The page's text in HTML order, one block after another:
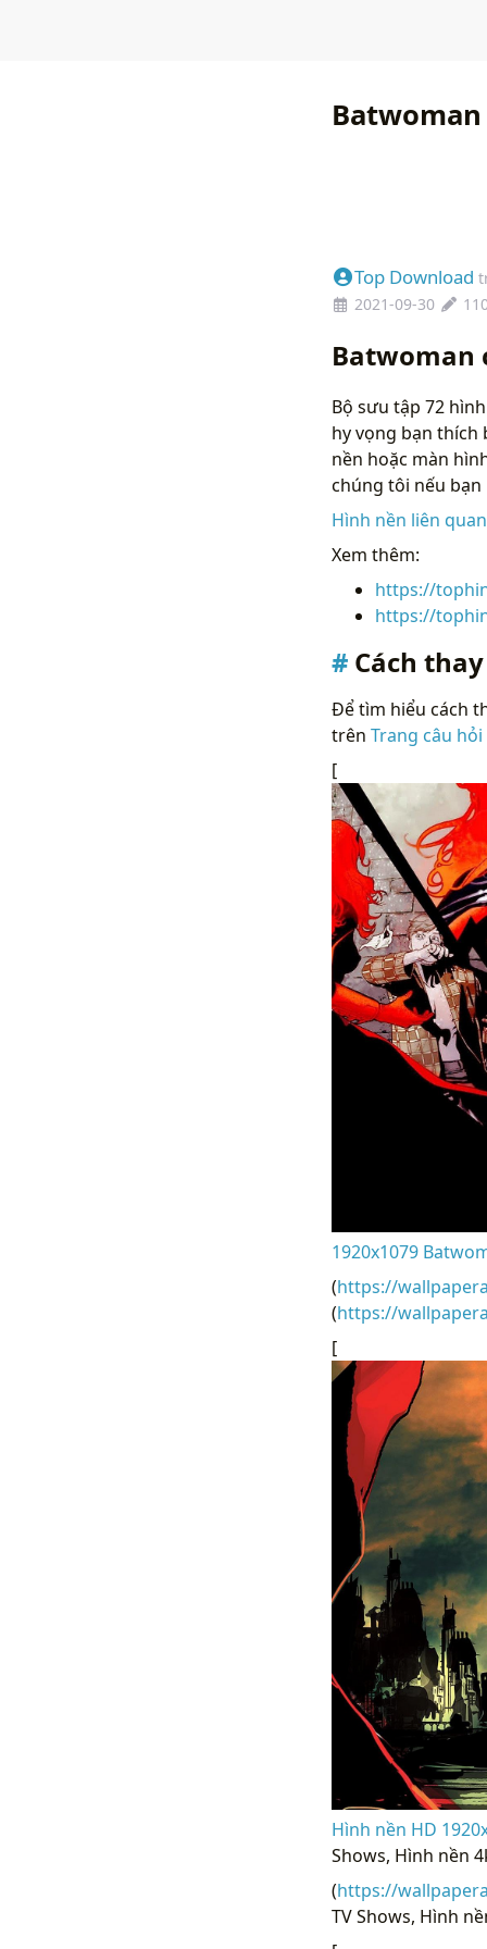
Top Download
2021-09-30
Batwoman
Bộ sưu tập 72
hy vọng bạn thích
nền hoặc màn
chúng tôi nếu
Hình nền liên
Xem thêm:
https://
https://
Cách
Để tìm hiểu cách
trên Trang câu
[
1920x1079
(https://
(https://
[
Hình nền HD
Shows, Hình nền
(https://
TV Shows, Hình